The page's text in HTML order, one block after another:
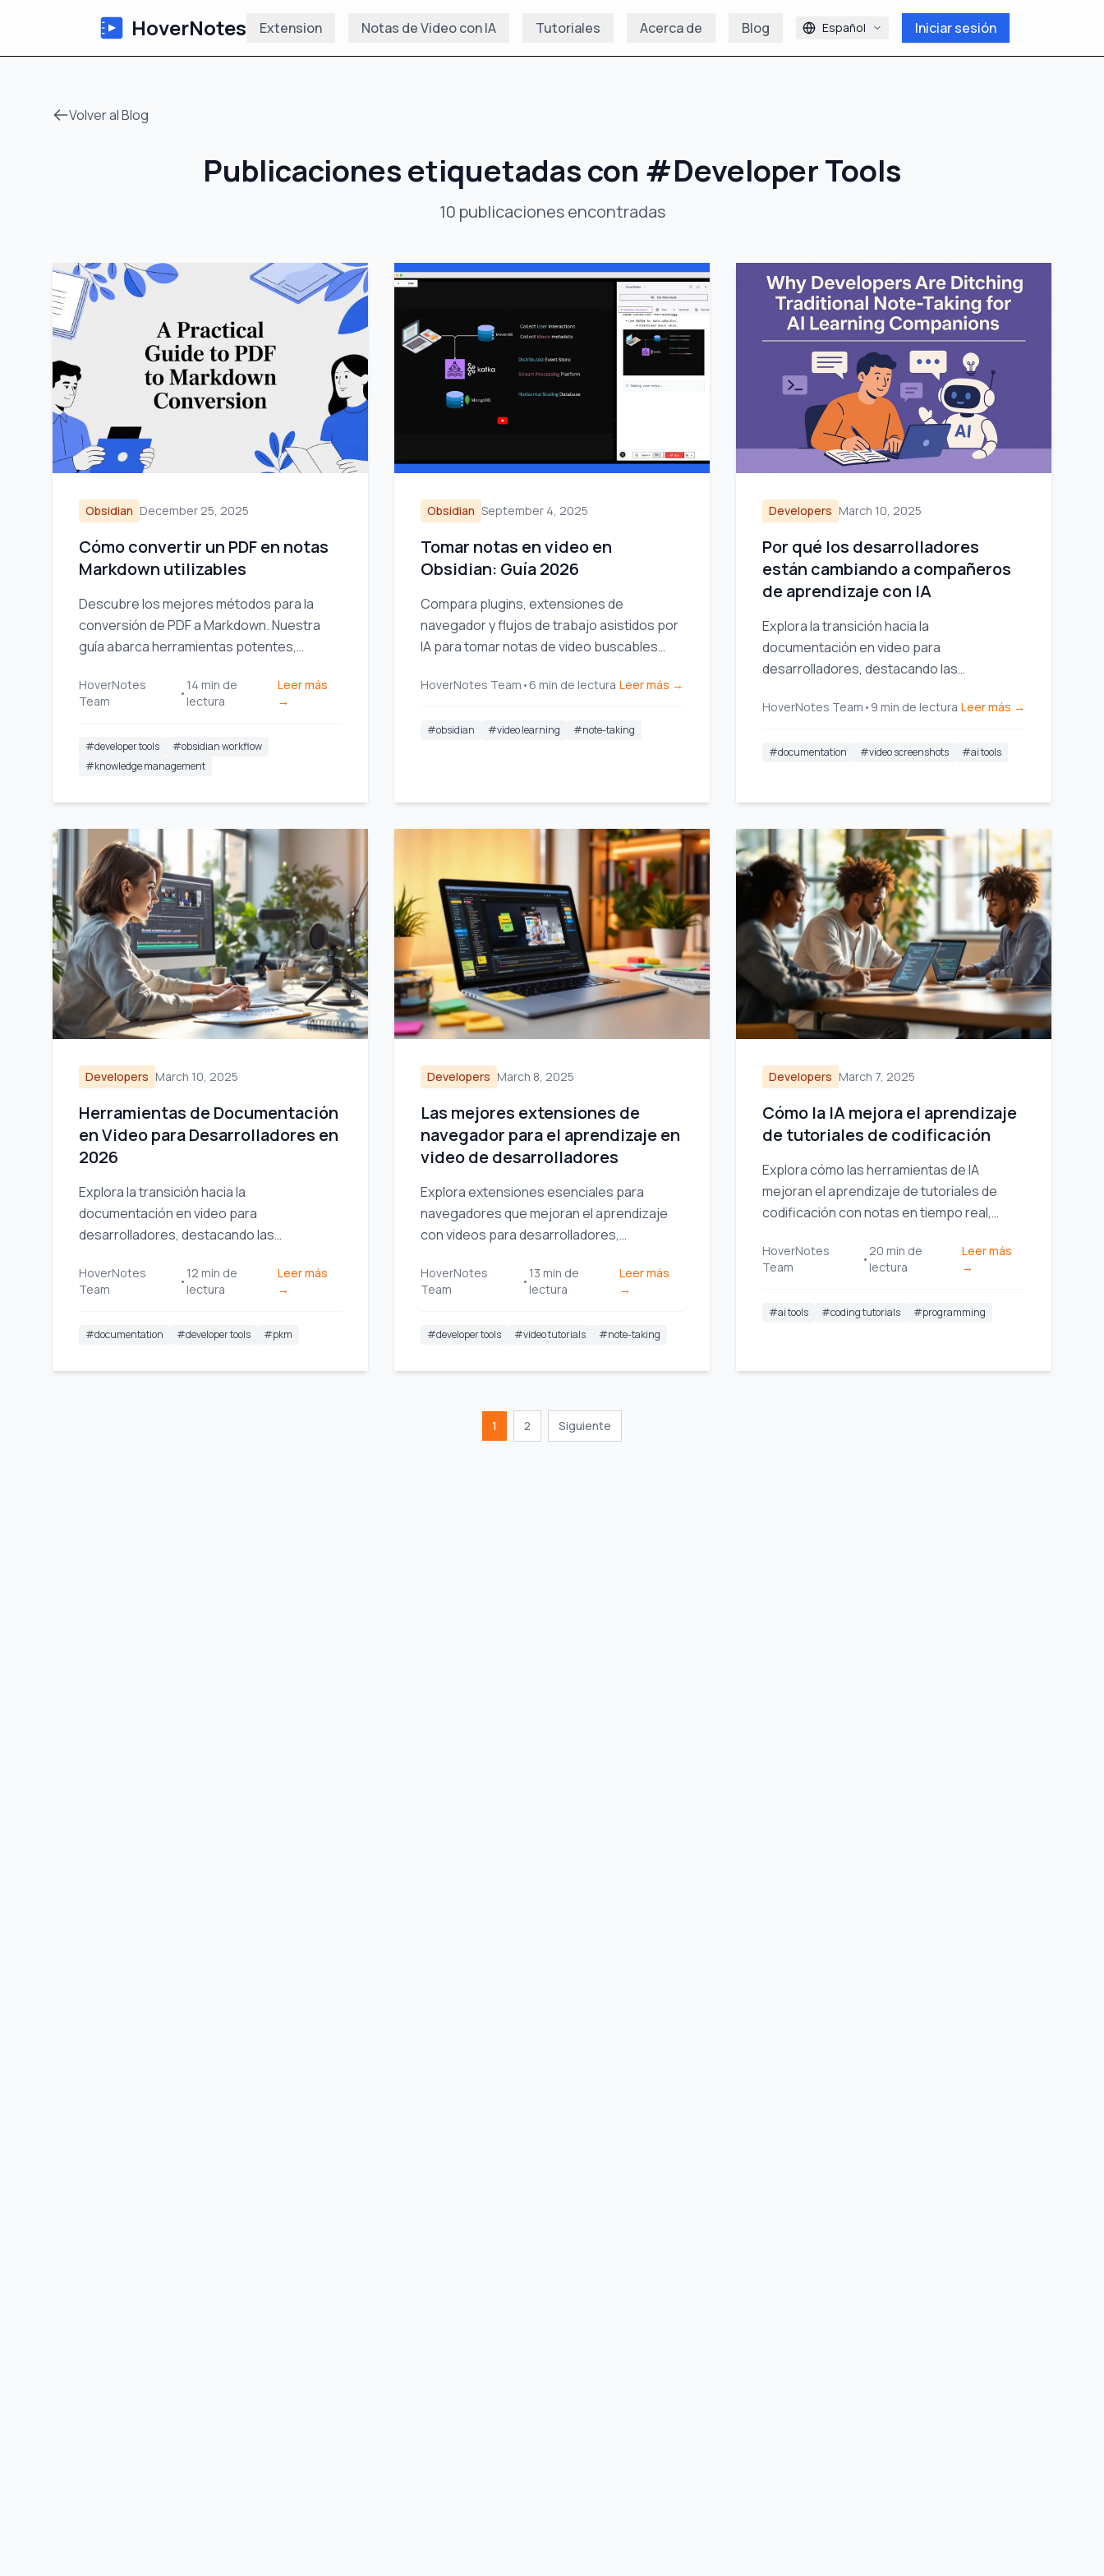
HoverNotes Extension Notas de Video con IA Tutoriales Acerca de Blog Español Iniciar sesión
Volver al Blog
Publicaciones etiquetadas con #Developer Tools
10 publicaciones encontradas
Obsidian December 25, 2025
Cómo convertir un PDF en notas
Markdown utilizables
Descubre los mejores métodos para la
conversión de PDF a Markdown. Nuestra
guía abarca herramientas potentes,
integración de notas en tu flujo de trabajo.
HoverNotes
Team
•
14 min de
lectura
Leer más
→
#developer tools #obsidian workflow
#knowledge management
Obsidian September 4, 2025
Tomar notas en video en
Obsidian: Guía 2026
Compara plugins, extensiones de
navegador y flujos de trabajo asistidos por
IA para tomar notas de video buscables
Obsidian.
HoverNotes Team • 6 min de lectura Leer más →
#obsidian #video learning #note-taking
Developers March 10, 2025
Por qué los desarrolladores
están cambiando a compañeros
de aprendizaje con IA
Explora la transición hacia la
documentación en video para
desarrolladores, destacando las
para mejorar el intercambio de
HoverNotes Team • 9 min de lectura Leer más →
#documentation #video screenshots #ai tools
Developers March 10, 2025
Herramientas de Documentación
en Video para Desarrolladores en
2026
Explora la transición hacia la
documentación en video para
desarrolladores, destacando las
para mejorar el intercambio de
conocimientos y la eficiencia del equipo.
HoverNotes
Team
•
12 min de
lectura
Leer más
→
#documentation #developer tools #pkm
Developers March 8, 2025
Las mejores extensiones de
navegador para el aprendizaje en
video de desarrolladores
Explora extensiones esenciales para
navegadores que mejoran el aprendizaje
con videos para desarrolladores,
código.
HoverNotes
Team
•
13 min de
lectura
Leer más
→
#developer tools #video tutorials #note-taking
Developers March 7, 2025
Cómo la IA mejora el aprendizaje
de tutoriales de codificación
Explora cómo las herramientas de IA
mejoran el aprendizaje de tutoriales de
codificación con notas en tiempo real,
personalizadas.
HoverNotes
Team
•
20 min de
lectura
Leer más
→
#ai tools #coding tutorials #programming
1 2 Siguiente